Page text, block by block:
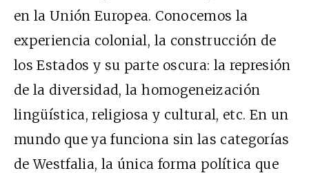
en la Unión Europea. Conocemos la
experiencia colonial, la construcción de
los Estados y su parte oscura: la represión
de la diversidad, la homogeneización
lingüística, religiosa y cultural, etc. En un
mundo que ya funciona sin las categorías
de Westfalia, la única forma política que